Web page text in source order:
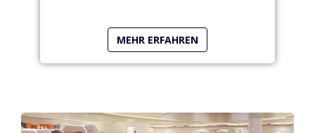
MEHR ERFAHREN